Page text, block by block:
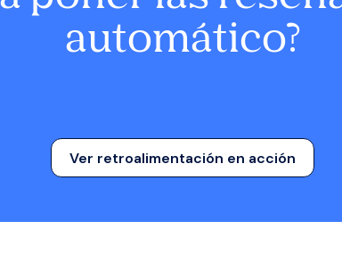
automático?
Ver retroalimentación en acción